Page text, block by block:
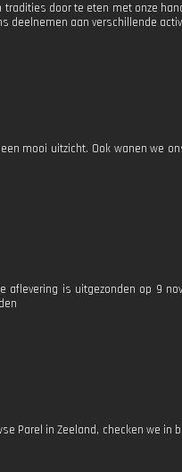
door te eten met onze
deelnemen aan verschillende
mooi uitzicht. Ook wanen we
aflevering is uitgezonden op 9
Parel in Zeeland, checken we in